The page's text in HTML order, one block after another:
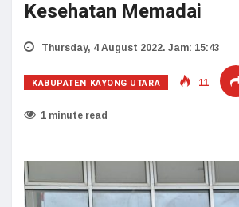
Kesehatan Memadai
Thursday, 4 August 2022. Jam: 15:43
KABUPATEN KAYONG UTARA 11
1 minute read